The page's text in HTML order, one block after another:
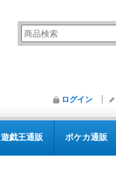
ログイン
遊戯王通販 ポケカ通販